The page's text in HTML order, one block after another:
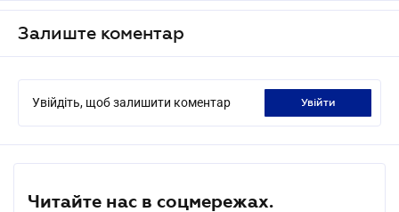
Залиште коментар
Увійдіть, щоб залишити коментар увійти
Читайте нас в соцмережах.